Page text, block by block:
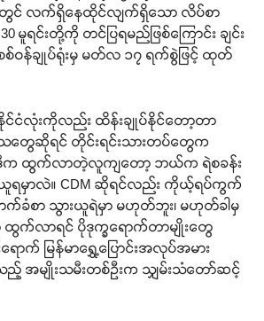
တွင် လက်ရှိနေထိုင်လျက်ရှိသော လိပ်စာ
မူရင်းတို့ကို တင်ပြရမည်ဖြစ်ကြောင်း ချင်း
စစ်ဝန်ချုပ်ရုံးမှ မတ်လ ၁၇ ရက်စွဲဖြင့် ထုတ်
င်ငံလုံးကိုလည်း ထိန်းချုပ်နိုင်တော့တာ
တွေဆိုရင် တိုင်းရင်းသားတပ်တွေက
ဒီက ထွက်လာတဲ့လူကျတော့ ဘယ်က ရဲစခန်း
ရမှာလဲ။ CDM ဆိုရင်လည်း ကိုယ့်ရပ်ကွက်
က်ခံစာ သွားယူရဲမှာ မဟုတ်ဘူး၊ မဟုတ်ခါမှ
ေ ထွက်လာရင် ပိုဒုက္ခရောက်တာမျိုးတွေ
ောက် မြန်မာရွှေ့ပြောင်းအလုပ်အမား
ည့် အမျိုးသမီးတစ်ဦးက သျှမ်းသံတော်ဆင့်